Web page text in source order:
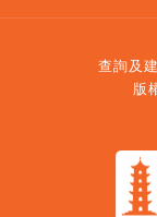
查詢及
版